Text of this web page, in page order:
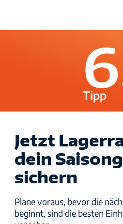
Tipp
Jetzt
dein
sichern
Plane voraus, bevor die
beginnt, sind die besten